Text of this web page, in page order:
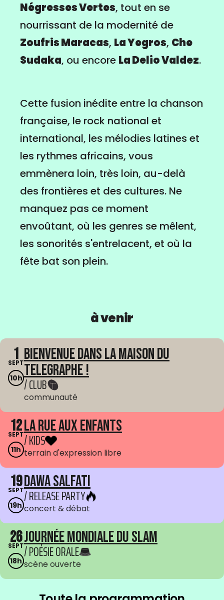
Négresses Vertes, tout en se
nourrissant de la modernité de
Zoufris Maracas, La Yegros, Che
Sudaka, ou encore La Delio Valdez.
Cette fusion inédite entre la chanson
française, le rock national et
international, les mélodies latines et
les rythmes africains, vous
emmènera loin, très loin, au-delà
des frontières et des cultures. Ne
manquez pas ce moment
envoûtant, où les genres se mêlent,
les sonorités s'entrelacent, et où la
fête bat son plein.
à venir
1
SEPT
10h
Bienvenue dans La Maison du
Telegraphe !
/ CLUB
communauté
12
SEPT
11h
La Rue aux enfants
/ KIDS
terrain d'expression libre
19
SEPT
19h
Dawa Salfati
/ RELEASE PARTY
concert & débat
26
SEPT
18h
Journée mondiale du Slam
/ POÉSIE ORALE
scène ouverte